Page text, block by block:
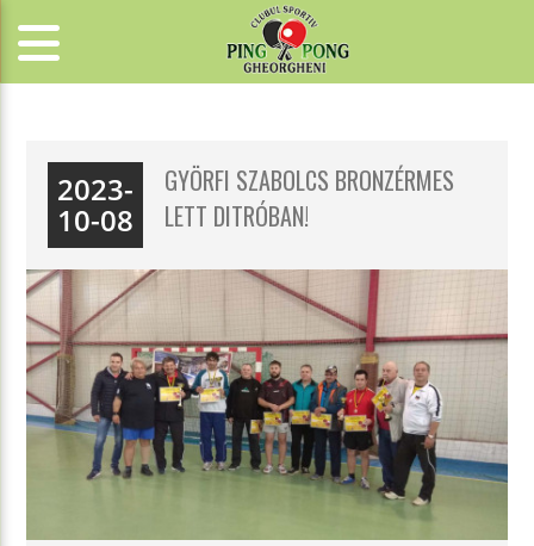
2023-
10-08
GYÖRFI SZABOLCS BRONZÉRMES
LETT DITRÓBAN!